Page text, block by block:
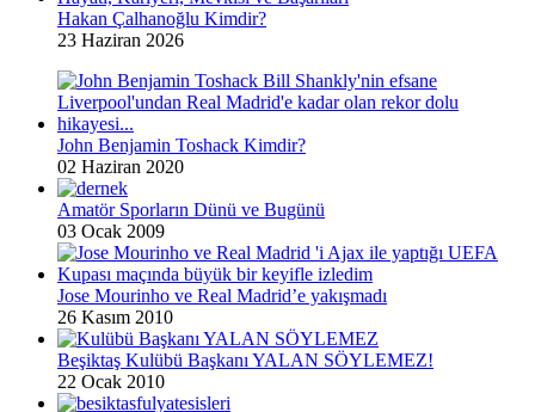
Hakan Çalhanoğlu Kimdir?
23 Haziran 2026
John Benjamin Toshack Kimdir?
02 Haziran 2020
Amatör Sporların Dünü ve Bugünü
03 Ocak 2009
Jose Mourinho ve Real Madrid’e yakışmadı
26 Kasım 2010
Beşiktaş Kulübü Başkanı YALAN SÖYLEMEZ!
22 Ocak 2010